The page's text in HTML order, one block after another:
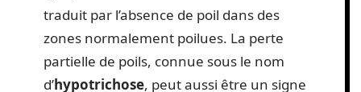
traduit par l’absence de poil dans des
zones normalement poilues. La perte
partielle de poils, connue sous le nom
d’hypotrichose, peut aussi être un signe